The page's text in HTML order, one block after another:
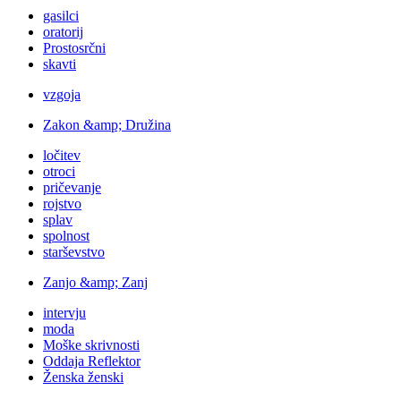
gasilci
oratorij
Prostosrčni
skavti
vzgoja
Zakon &amp; Družina
ločitev
otroci
pričevanje
rojstvo
splav
spolnost
starševstvo
Zanjo &amp; Zanj
intervju
moda
Moške skrivnosti
Oddaja Reflektor
Ženska ženski